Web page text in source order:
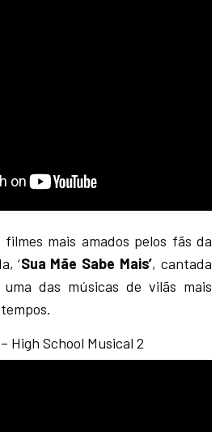
mais amados pelos fãs da
‘Sua Mãe Sabe Mais’, cantada
das músicas de vilãs mais
High School Musical 2